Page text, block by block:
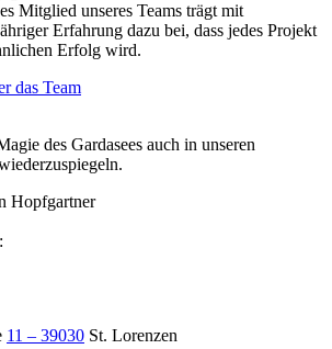
Mitglied unseres Teams trägt mit
Erfahrung dazu bei, dass jedes Projekt
Erfolg wird.
das Team
des Gardasees auch in unseren
Hopfgartner
11 – 39030 St. Lorenzen